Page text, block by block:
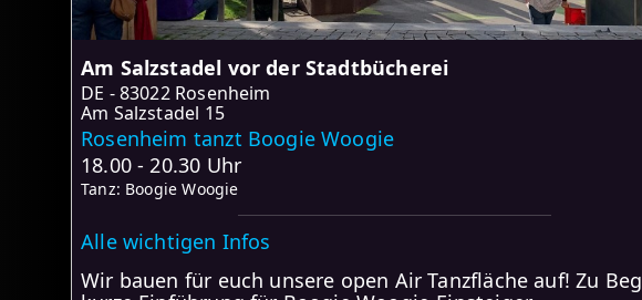
Am Salzstadel vor der Stadtbücherei
DE
83022 Rosenheim
Am Salzstadel 15
Rosenheim tanzt Boogie Woogie
18.00 - 20.30 Uhr
Tanz: Boogie Woogie
Alle wichtigen Infos
Wir bauen für euch unsere open Air Tanzfläche auf! Zu